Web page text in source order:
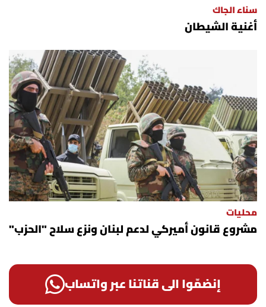
سناء الجاك
أغنية الشيطان
محليات
مشروع قانون أميركي لدعم لبنان ونزع سلاح "الحزب"
إنضمّوا الى قناتنا عبر واتساب